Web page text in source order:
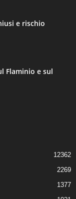
e rischio
Flaminio e sul
12362
2269
1377